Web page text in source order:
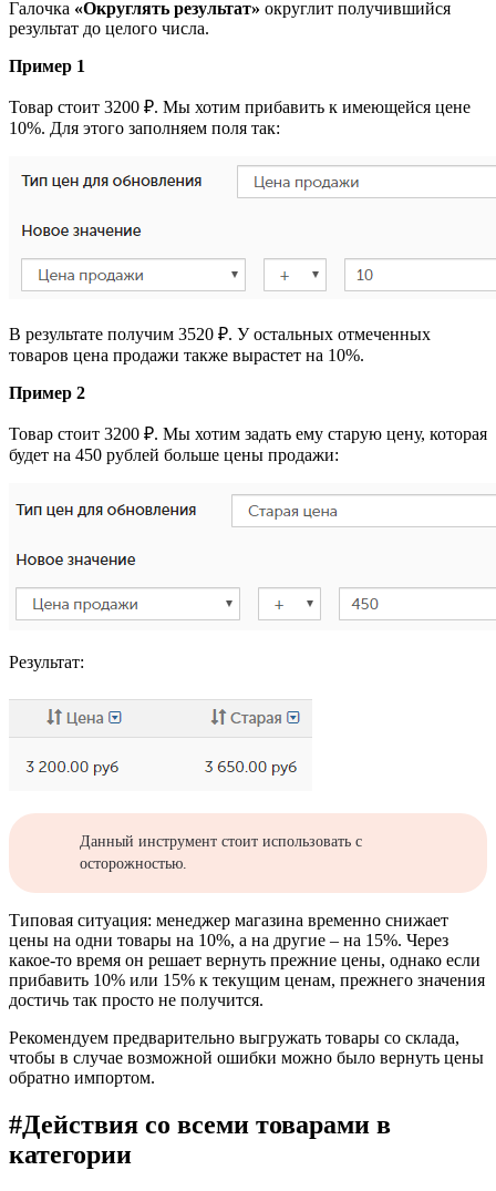
Галочка «Округлять результат» округлит получившийся
результат до целого числа.
Пример 1
Товар стоит 3200 ₽. Мы хотим прибавить к имеющейся цене
10%. Для этого заполняем поля так:
В результате получим 3520 ₽. У остальных отмеченных
товаров цена продажи также вырастет на 10%.
Пример 2
Товар стоит 3200 ₽. Мы хотим задать ему старую цену, которая
будет на 450 рублей больше цены продажи:
Результат:
Данный инструмент стоит использовать с
осторожностью.
Типовая ситуация: менеджер магазина временно снижает
цены на одни товары на 10%, а на другие – на 15%. Через
какое-то время он решает вернуть прежние цены, однако если
прибавить 10% или 15% к текущим ценам, прежнего значения
достичь так просто не получится.
Рекомендуем предварительно выгружать товары со склада,
чтобы в случае возможной ошибки можно было вернуть цены
обратно импортом.
#Действия со всеми товарами в
категории